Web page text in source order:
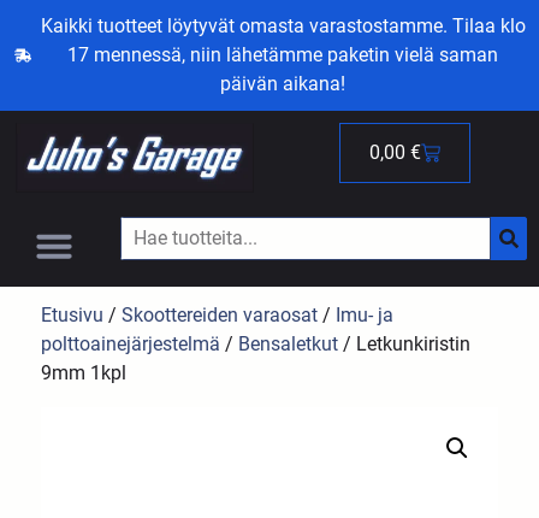
Kaikki tuotteet löytyvät omasta varastostamme. Tilaa klo
17 mennessä, niin lähetämme paketin vielä saman
päivän aikana!
0,00 €
Etusivu /Skoottereiden varaosat / Imu- ja
polttoainejärjestelmä / Bensaletkut / Letkunkiristin
9mm 1kpl